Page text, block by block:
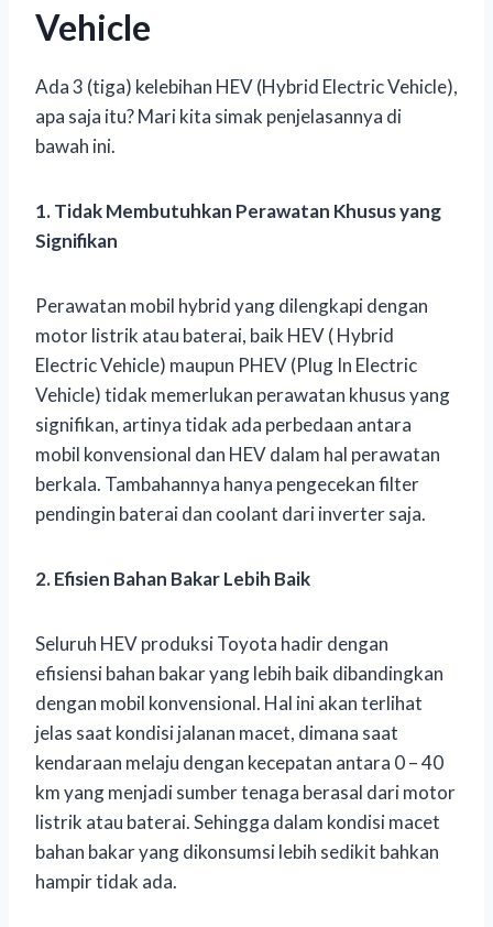
Vehicle
Ada 3 (tiga) kelebihan HEV (Hybrid Electric Vehicle),
apa saja itu? Mari kita simak penjelasannya di
bawah ini.
1. Tidak Membutuhkan Perawatan Khusus yang
Signifikan
Perawatan mobil hybrid yang dilengkapi dengan
motor listrik atau baterai, baik HEV ( Hybrid
Electric Vehicle) maupun PHEV (Plug In Electric
Vehicle) tidak memerlukan perawatan khusus yang
signifikan, artinya tidak ada perbedaan antara
mobil konvensional dan HEV dalam hal perawatan
berkala. Tambahannya hanya pengecekan filter
pendingin baterai dan coolant dari inverter saja.
2. Efisien Bahan Bakar Lebih Baik
Seluruh HEV produksi Toyota hadir dengan
efisiensi bahan bakar yang lebih baik dibandingkan
dengan mobil konvensional. Hal ini akan terlihat
jelas saat kondisi jalanan macet, dimana saat
kendaraan melaju dengan kecepatan antara 0 – 40
km yang menjadi sumber tenaga berasal dari motor
listrik atau baterai. Sehingga dalam kondisi macet
bahan bakar yang dikonsumsi lebih sedikit bahkan
hampir tidak ada.